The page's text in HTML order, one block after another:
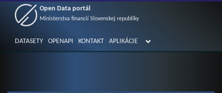
Open Data portál
Ministerstva financií Slovenskej republiky
DATASETY OPENAPI KONTAKT APLIKÁCIE